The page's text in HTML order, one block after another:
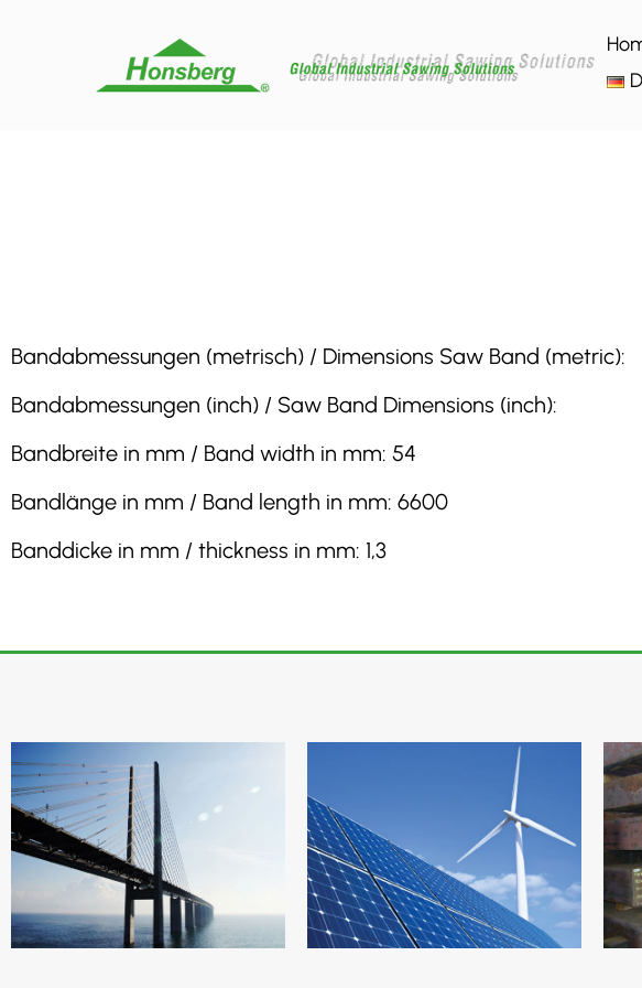
Bandabmessungen (metrisch) / Dimensions Saw Band (metric):
Bandabmessungen (inch) / Saw Band Dimensions (inch):
Bandbreite in mm / Band width in mm: 54
Bandlänge in mm / Band length in mm: 6600
Banddicke in mm / thickness in mm: 1,3